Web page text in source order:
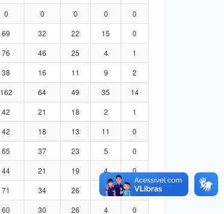
0 0 0 0
0
69 32 22 15
0
76 46 25 4
1
38 16 11 9
2
162 64 49 35
14
42 21 18 2
1
42 18 13 11
0
65 37 23 5
0
44 21 19 4
0
71 34 26 8
3
60 30 26 4
0